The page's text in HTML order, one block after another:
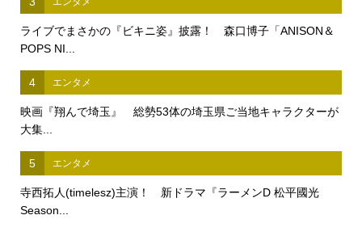
ライブでまさかの『ビキニ姿』披露！ 森口博子「ANISON＆
POPS NI...
4 エンタメ
映画『翔んで埼玉』 総勢53体の埼玉県ご当地キャラクターが
大集...
5 エンタメ
寺西拓人(timelesz)主演！ 新ドラマ『ラーメンD 松平國光
Season...